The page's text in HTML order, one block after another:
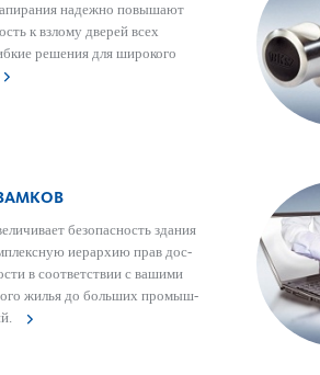
надежно повы­шают
к взлому дверей всех
решения для широкого
безоп­асность здания
иер­архию прав дос­
в соотв­е­тствии с вашими
жилья до больших промыш­